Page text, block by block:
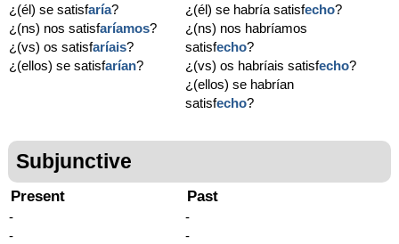
¿(él) se satisfaría?
¿(ns) nos satisfaríamos?
¿(vs) os satisfaríais?
¿(ellos) se satisfarían?
¿(él) se habría satisfecho?
¿(ns) nos habríamos
satisfecho?
¿(vs) os habríais satisfecho?
¿(ellos) se habrían
satisfecho?
Subjunctive
Present
-
-
Past
-
-